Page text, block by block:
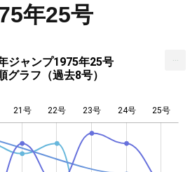
年25号
ジャンプ1975年25号
グラフ（過去8号）
21号 22号 23号 24号 25号